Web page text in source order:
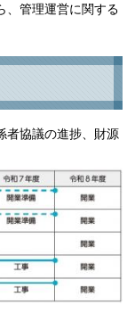
、管理運営に関する
者協議の進捗、財源